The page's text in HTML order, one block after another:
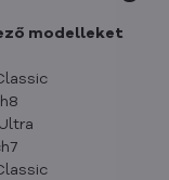
modelleket